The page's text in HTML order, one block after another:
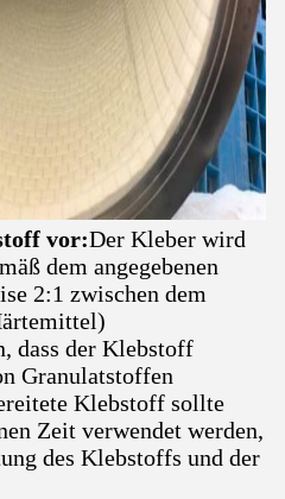
vor:Der Kleber wird
dem angegebenen
2:1 zwischen dem
dass der Klebstoff
Granulatstoffen
Klebstoff sollte
Zeit verwendet werden,
des Klebstoffs und der